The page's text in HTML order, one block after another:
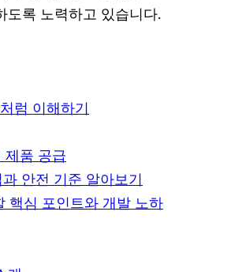
도록 노력하고 있습니다.
럼 이해하기
제품 공급
안전 기준 알아보기
핵심 포인트와 개발 노하